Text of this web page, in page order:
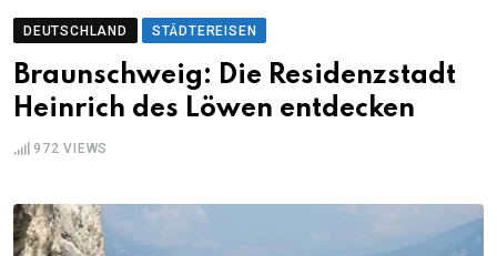
DEUTSCHLAND STÄDTEREISEN
Braunschweig: Die Residenzstadt
Heinrich des Löwen entdecken
972 VIEWS